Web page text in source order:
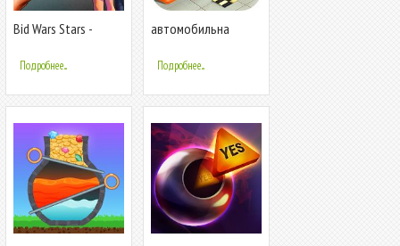
Bid Wars Stars -
аукционы
Подробнее...
автомобильна
бесплатно
вождение
Подробнее...